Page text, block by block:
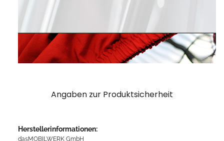
Angaben zur Produktsicherheit
Herstellerinformationen:
dasMOBILWERK GmbH